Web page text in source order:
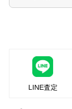
LINE査定